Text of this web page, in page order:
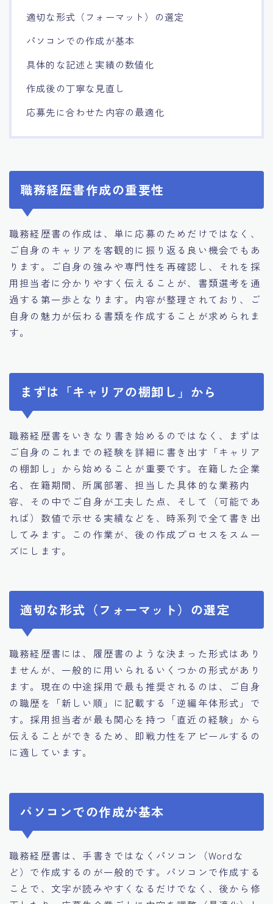
適切な形式（フォーマット）の選定
パソコンでの作成が基本
具体的な記述と実績の数値化
作成後の丁寧な見直し
応募先に合わせた内容の最適化
職務経歴書作成の重要性
職務経歴書の作成は、単に応募のためだけではなく、
ご自身のキャリアを客観的に振り返る良い機会でもあ
ります。ご自身の強みや専門性を再確認し、それを採
用担当者に分かりやすく伝えることが、書類選考を通
過する第一歩となります。内容が整理されており、ご
自身の魅力が伝わる書類を作成することが求められま
す。
まずは「キャリアの棚卸し」から
職務経歴書をいきなり書き始めるのではなく、まずは
ご自身のこれまでの経験を詳細に書き出す「キャリア
の棚卸し」から始めることが重要です。在籍した企業
名、在籍期間、所属部署、担当した具体的な業務内
容、その中でご自身が工夫した点、そして（可能であ
れば）数値で示せる実績などを、時系列で全て書き出
してみます。この作業が、後の作成プロセスをスムー
ズにします。
適切な形式（フォーマット）の選定
職務経歴書には、履歴書のような決まった形式はあり
ませんが、一般的に用いられるいくつかの形式があり
ます。現在の中途採用で最も推奨されるのは、ご自身
の職歴を「新しい順」に記載する「逆編年体形式」で
す。採用担当者が最も関心を持つ「直近の経験」から
伝えることができるため、即戦力性をアピールするの
に適しています。
パソコンでの作成が基本
職務経歴書は、手書きではなくパソコン（Wordな
ど）で作成するのが一般的です。パソコンで作成する
ことで、文字が読みやすくなるだけでなく、後から修